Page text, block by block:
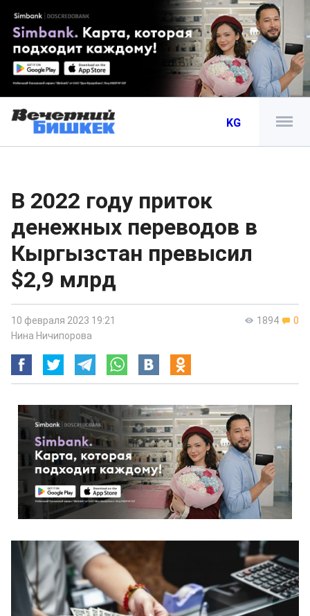
KG
В 2022 году приток
денежных переводов в
Кыргызстан превысил
$2,9 млрд
1894 0
10 февраля 2023 19:21
Нина Ничипорова